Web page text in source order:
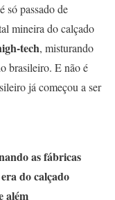
só passado de
mineira do calçado
tech, misturando
brasileiro. E não é
já começou a ser
as fábricas
do calçado
além